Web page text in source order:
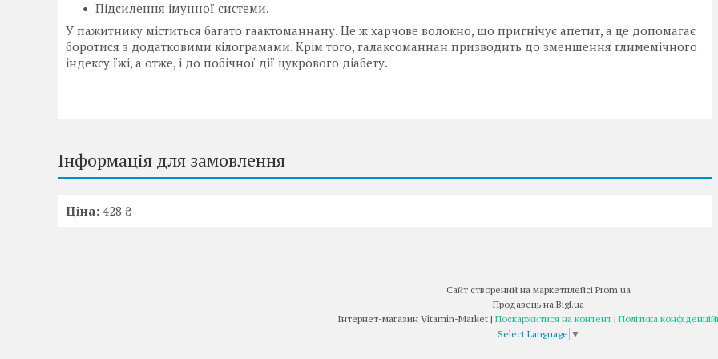
Підсилення імунної системи.
У пажитнику міститься багато гаактоманнану. Це ж харчове волокно, що пригнічує апетит, а це допомагає
боротися з додатковими кілограмами. Крім того, галаксоманнан призводить до зменшення глимемічного
індексу їжі, а отже, і до побічної дії цукрового діабету.
Інформація для замовлення
Ціна: 428 ₴
Сайт створений на маркетплейсі Prom.ua
Продавець на Bigl.ua
Інтернет-магазин Vitamin-Market | Поскаржитися на контент | Політика
Select Language ▼